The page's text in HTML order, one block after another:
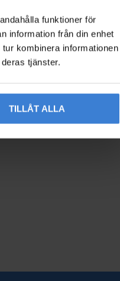
funktioner för
information från din enhet
kombinera informationen
tjänster.
TILLÅT ALLA